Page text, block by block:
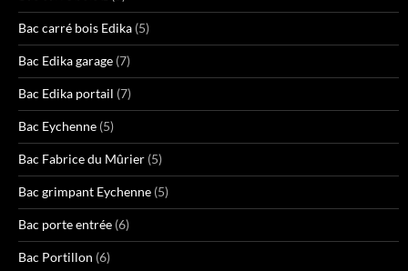
Bac carré bois Edika (5)
Bac Edika garage (7)
Bac Edika portail (7)
Bac Eychenne (5)
Bac Fabrice du Mûrier (5)
Bac grimpant Eychenne (5)
Bac porte entrée (6)
Bac Portillon (6)